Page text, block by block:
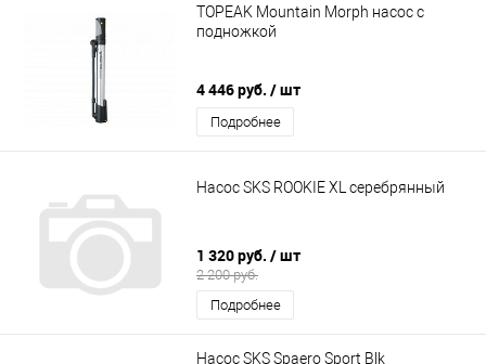
TOPEAK Mountain Morph насос с
подножкой
4 446 руб. / шт
Подробнее
Насос SKS ROOKIE XL серебрянный
1 320 руб. / шт
2 200 руб.
Подробнее
Насос SKS Spaero Sport Blk